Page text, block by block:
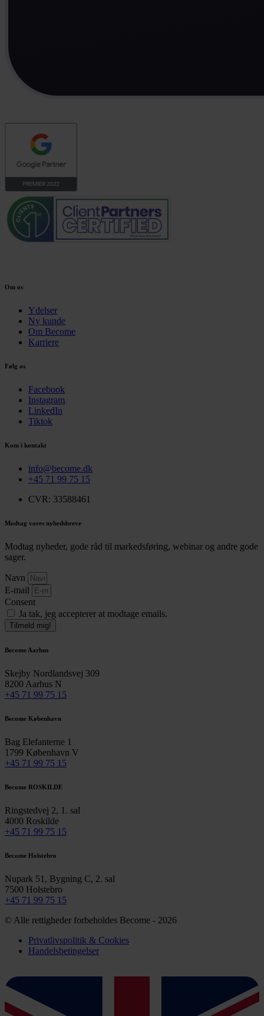
Om os
Ydelser
Ny kunde
Om Become
Karriere
Følg os
Facebook
Instagram
LinkedIn
Tiktok
Kom i kontakt
info@become.dk
+45 71 99 75 15
CVR: 33588461
Modtag vores nyhedsbreve
Modtag nyheder, gode råd til markedsføring, webinar og andre gode
sager.
Navn
E-mail
Consent
Ja tak, jeg accepterer at modtage emails.
Tilmeld mig!
Become Aarhus
Skejby Nordlandsvej 309
8200 Aarhus N
+45 71 99 75 15
Become København
Bag Elefanterne 1
1799 København V
+45 71 99 75 15
Become ROSKILDE
Ringstedvej 2, 1. sal
4000 Roskilde
+45 71 99 75 15
Become Holstebro
Nupark 51, Bygning C, 2. sal
7500 Holstebro
+45 71 99 75 15
© Alle rettigheder forbeholdes Become - 2026
Privatlivspolitik & Cookies
Handelsbetingelser